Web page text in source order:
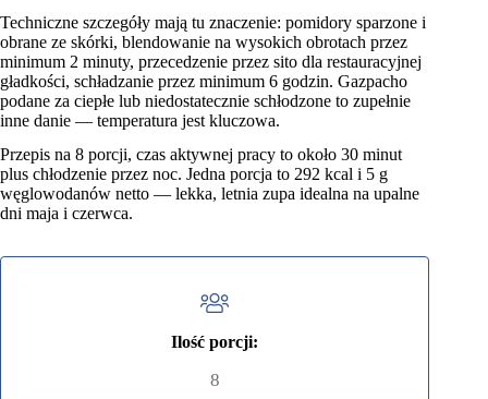
Techniczne szczegóły mają tu znaczenie: pomidory sparzone i
obrane ze skórki, blendowanie na wysokich obrotach przez
minimum 2 minuty, przecedzenie przez sito dla restauracyjnej
gładkości, schładzanie przez minimum 6 godzin. Gazpacho
podane za ciepłe lub niedostatecznie schłodzone to zupełnie
inne danie — temperatura jest kluczowa.
Przepis na 8 porcji, czas aktywnej pracy to około 30 minut
plus chłodzenie przez noc. Jedna porcja to 292 kcal i 5 g
węglowodanów netto — lekka, letnia zupa idealna na upalne
dni maja i czerwca.
Ilość porcji:
8